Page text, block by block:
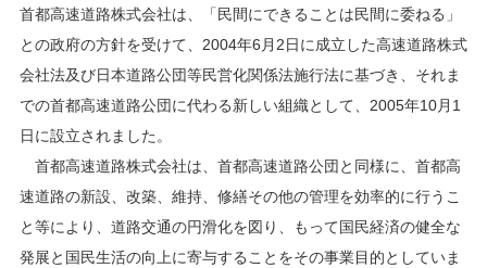
首都高速道路株式会社は、「民間にできることは民間に委ねる」
との政府の方針を受けて、2004年6月2日に成立した高速道路株式
会社法及び日本道路公団等民営化関係法施行法に基づき、それま
での首都高速道路公団に代わる新しい組織として、2005年10月1
日に設立されました。
首都高速道路株式会社は、首都高速道路公団と同様に、首都高
速道路の新設、改築、維持、修繕その他の管理を効率的に行うこ
と等により、道路交通の円滑化を図り、もって国民経済の健全な
発展と国民生活の向上に寄与することをその事業目的としていま